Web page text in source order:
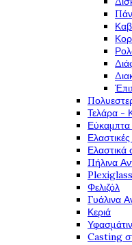
Τελάρα -
Εύκαμπτα
Ελαστικά
Πήλινα
Plexiglass
Φελιζόλ
Γυάλινα
Κεριά
Casting